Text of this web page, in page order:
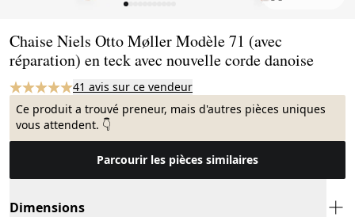
Chaise Niels Otto Møller Modèle 71 (avec
réparation) en teck avec nouvelle corde danoise
41 avis sur ce vendeur
Ce produit a trouvé preneur, mais d'autres pièces uniques
vous attendent. 👇
Parcourir les pièces similaires
Dimensions